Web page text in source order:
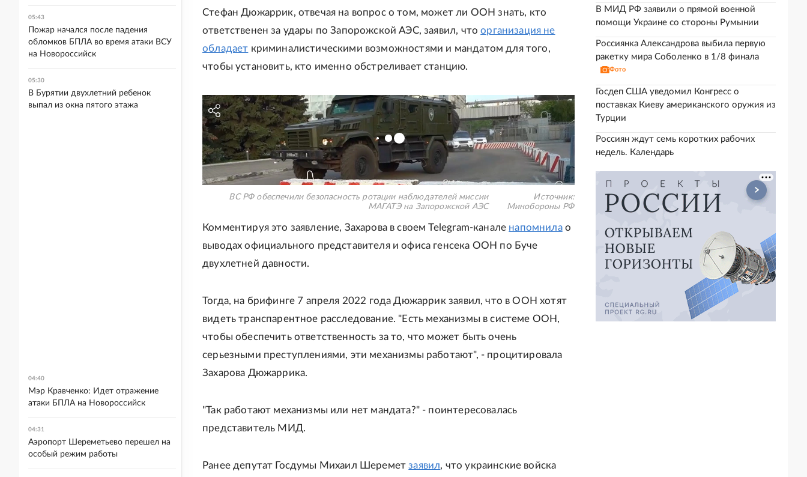
Стефан Дюжаррик, отвечая на вопрос о том, может ли ООН знать, кто
ответственен за удары по Запорожской АЭС, заявил, чтоорганизация не
обладает криминалистическими возможностями и мандатом для того,
чтобы установить, кто именно обстреливает станцию.
ВС РФ обеспечили безопасность ротации наблюдателей миссии
МАГАТЭ на Запорожской АЭС
Источник:
Минобороны РФ
Комментируя это заявление, Захарова в своем Telegram-канале напомнилао
выводах официального представителя и офиса генсека ООН по Буче
двухлетней давности.
Тогда, на брифинге 7 апреля 2022 года Дюжаррик заявил, что в ООН хотят
видеть транспарентное расследование. "Есть механизмы в системе ООН,
чтобы обеспечить ответственность за то, что может быть очень
серьезными преступлениями, эти механизмы работают", - процитировала
Захарова Дюжаррика.
"Так работают механизмы или нет мандата?" - поинтересовалась
представитель МИД.
Ранее депутат Госдумы Михаил Шереметзаявил, что украинские войска
В МИД РФ заявили о прямой военной
помощи Украине со стороны Румынии
Россиянка Александрова выбила первую
ракетку мира Соболенко в 1/8 финала
Фото
Госдеп США уведомил Конгресс о
поставках Киеву американского оружия из
Турции
Россиян ждут семь коротких рабочих
недель. Календарь
05:43
Пожар начался после падения
обломков БПЛА во время атаки ВСУ
на Новороссийск
05:30
В Бурятии двухлетний ребенок
выпал из окна пятого этажа
04:40
Мэр Кравченко: Идет отражение
атаки БПЛА на Новороссийск
04:31
Аэропорт Шереметьево перешел на
особый режим работы